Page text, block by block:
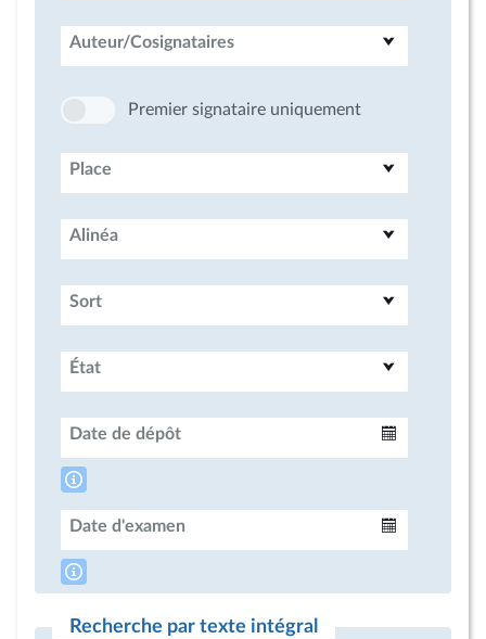
Auteur/Cosignataires
Premier signataire uniquement
Place
Alinéa
Sort
État
Date de dépôt
Date d'examen
Recherche par texte intégral